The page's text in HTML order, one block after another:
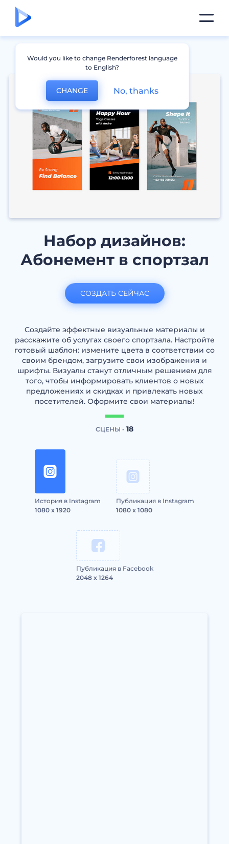
Набор дизайнов:
Абонемент в спортзал
Создайте эффектные визуальные материалы и
расскажите об услугах своего спортзала. Настройте
готовый шаблон: измените цвета в соответствии со
своим брендом, загрузите свои изображения и
шрифты. Визуалы станут отличным решением для
того, чтобы информировать клиентов о новых
предложениях и скидках и привлекать новых
посетителей. Оформите свои материалы!
СЦЕНЫ - 18
История в Instagram
1080 x 1920
Публикация в Instagram
1080 x 1080
Публикация в Facebook
2048 x 1264
СОЗДАТЬ СЕЙЧАС
Would you like to change Renderforest language
to English?
CHANGE No, thanks